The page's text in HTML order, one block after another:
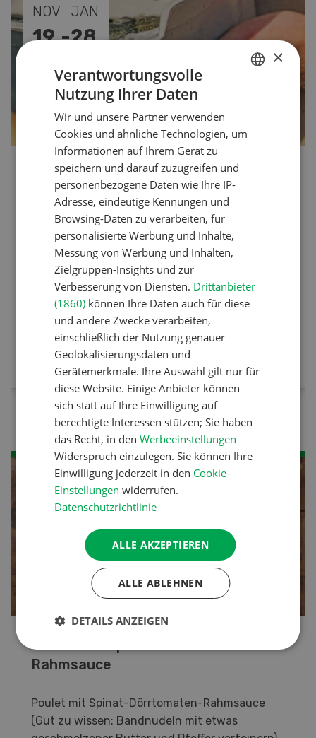
SEP
10-11
Demo Days 2026
Die Keller Forstmaschinen laden zu den
DemoDays 2026 nach Wiedlisbach zu Live-
Demonstrationen und der CH-Premiere des
neuen 8-Rad-Forwarders ein.
MEHR ZUR VERANSTALTUNG
Lupinentätschli
Kräuter
×
Verantwortungsvolle
Nutzung Ihrer Daten
Wir und unsere Partner verwenden
Cookies und ähnliche Technologien, um
Informationen auf Ihrem Gerät zu
speichern und darauf zuzugreifen und
personenbezogene Daten wie Ihre IP-
Adresse, eindeutige Kennungen und
Browsing-Daten zu verarbeiten, für
personalisierte Werbung und Inhalte,
Messung von Werbung und Inhalten,
Zielgruppen-Insights und zur
Verbesserung von Diensten. Drittanbieter
(1860) können Ihre Daten auch für diese
und andere Zwecke verarbeiten,
einschließlich der Nutzung genauer
Geolokalisierungsdaten und
Gerätemerkmale. Ihre Auswahl gilt nur für
diese Website. Einige Anbieter können
sich statt auf Ihre Einwilligung auf
berechtigte Interessen stützen; Sie haben
das Recht, in denWerbeeinstellungen
Widerspruch einzulegen. Sie können Ihre
Einwilligung jederzeit in den Cookie-
Einstellungen widerrufen.
Datenschutzrichtlinie
ALLE AKZEPTIEREN
ALLE ABLEHNEN
DETAILS ANZEIGEN